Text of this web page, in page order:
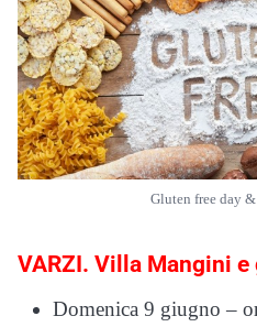
Gluten free day
VARZI. Villa Mangini
Domenica 9 giugno –